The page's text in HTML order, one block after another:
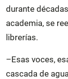
durante
academia, se
librerías.
–Esas voces,
cascada de